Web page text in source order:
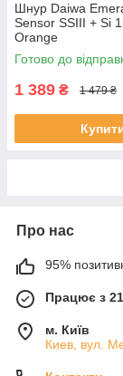
Шнур Daiwa
Sensor SSIII + Si
Orange
Готово до
1 389 ₴ 1 479 ₴
Про нас
95%
Працює з
м. Київ
Киев, вул.